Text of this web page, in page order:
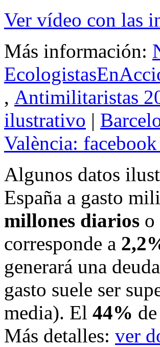
Ver vídeo con las
Más información:
, Antimilitaristas
ilustrativo |
València: facebook
Algunos datos
España a gasto
millones diarios o
corresponde a
generará una
gasto suele ser
media). El 44%
Más detalles: ver